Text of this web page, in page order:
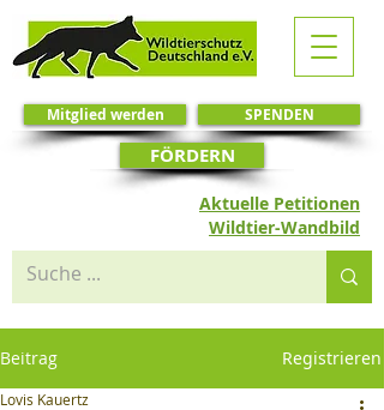
SPENDEN
Mitglied werden
Aktuelle Petitionen
FÖRDERN
Wildtier-Wandbild
Beitrag Registrieren
Lovis Kauertz